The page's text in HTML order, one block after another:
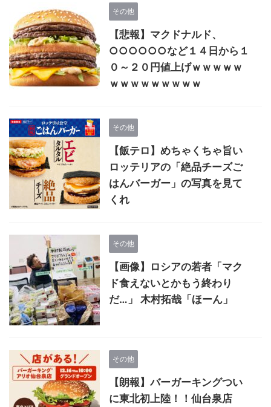
その他
【悲報】マクドナルド、
○○○○○○など１４日から１
０～２０円値上げｗｗｗｗｗ
ｗｗｗｗｗｗｗｗｗ
その他
【飯テロ】めちゃくちゃ旨い
ロッテリアの「絶品チーズご
はんバーガー」の写真を見て
くれ
その他
【画像】ロシアの若者「マク
ド食えないとかもう終わり
だ…」 木村拓哉「ほーん」
その他
【朗報】バーガーキングつい
に東北初上陸！！仙台泉店